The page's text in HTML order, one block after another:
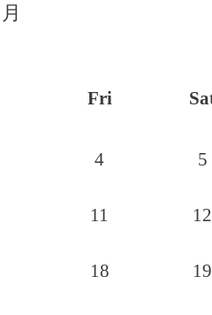
月
Fri
4 5
11 12
18 19